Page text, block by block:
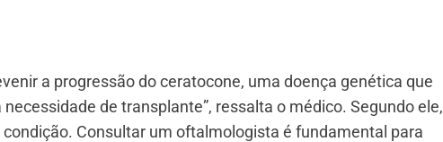
a progressão do ceratocone, uma doença genética que
de transplante”, ressalta o médico. Segundo ele,
Consultar um oftalmologista é fundamental para